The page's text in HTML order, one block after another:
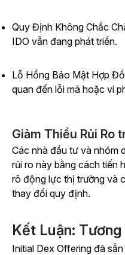
Quy Định Không Chắc
IDO vẫn đang phát triển.
Lỗ Hổng Bảo Mật Hợp
quan đến lỗi mã hoặc vi
Giảm Thiểu Rủi Ro
Các nhà đầu tư và nhóm
rủi ro này bằng cách tiến
rõ động lực thị trường và
thay đổi quy định.
Kết Luận:
Initial Dex Offering đã